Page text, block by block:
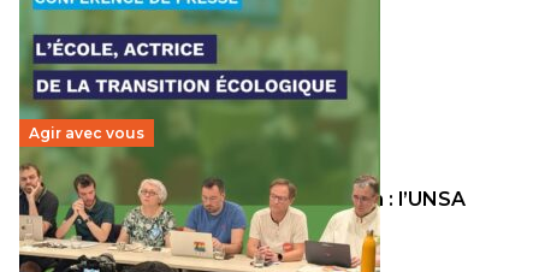
Agir avec vous
Transition écologique de l’éducation : l’UNSA
Éducation fait bouger les lignes
30 juin 2026-National